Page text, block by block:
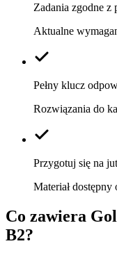
Zadania zgodne z
Aktualne
Pełny klucz
Rozwiązania do
Przygotuj się na
Materiał
Co zawiera
B2?